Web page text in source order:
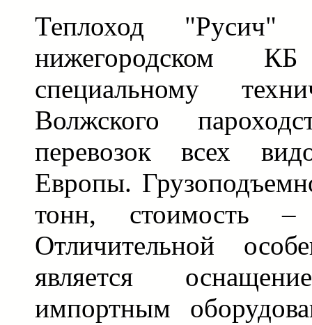
Теплоход "Русич"
нижегородском
специальному
Волжского
перевозок всех
Европы.
тонн, стоимость
Отличительной
является
импортным